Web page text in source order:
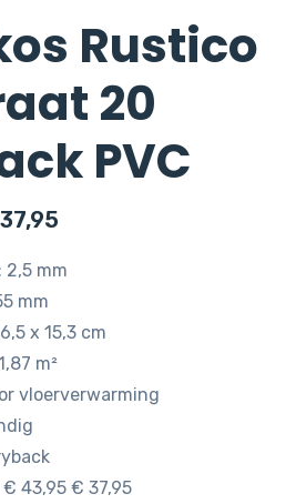
Rustico
20
PVC
Huidige
€ 37,95.
2,5 mm
mm
x 15,3 cm
m²
vloerverwarming
€ 43,95 € 37,95